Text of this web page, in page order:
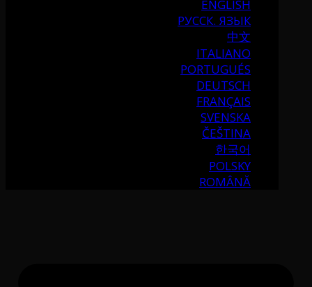
ENGLISH
РУССК. ЯЗЫК
中文
ITALIANO
PORTUGUÉS
DEUTSCH
FRANÇAIS
SVENSKA
ČEŠTINA
한국어
POLSKY
ROMÂNĂ